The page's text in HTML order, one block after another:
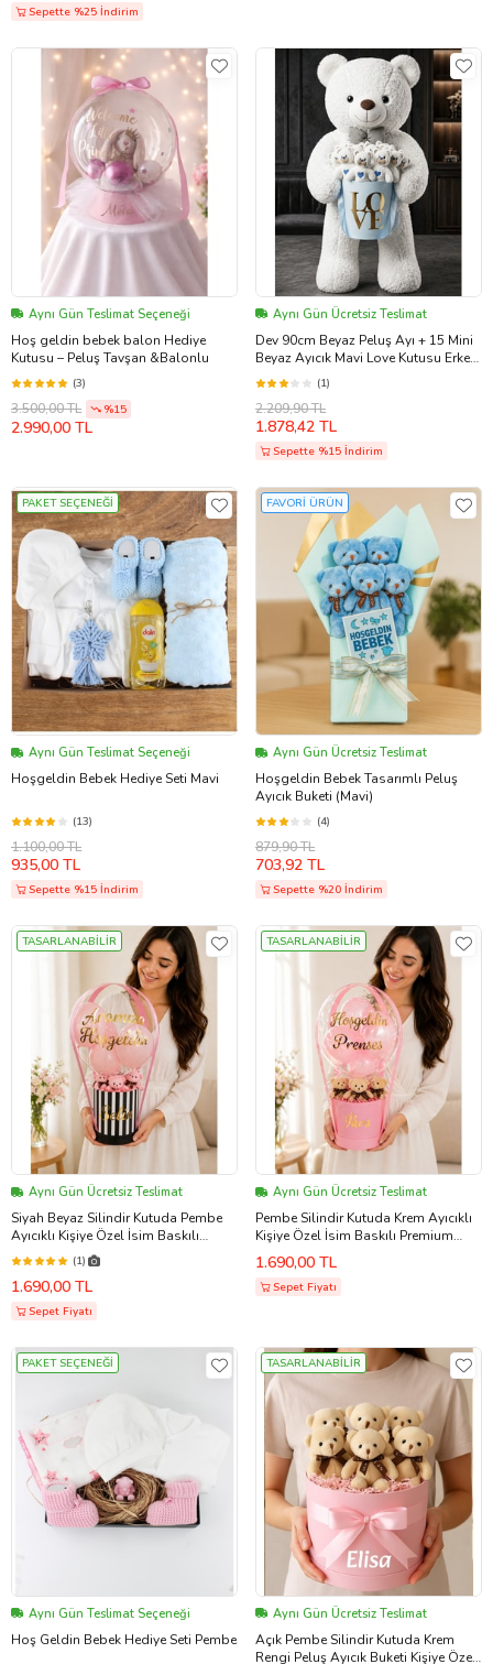
Sepette %25 İndirim
Aynı Gün Teslimat Seçeneği
Hoş geldin bebek balon Hediye
Kutusu – Peluş Tavşan &Balonlu
(3)
3.500,00 TL %15
2.990,00 TL
Aynı Gün Ücretsiz Teslimat
Dev 90cm Beyaz Peluş Ayı + 15 Mini
Beyaz Ayıcık Mavi Love Kutusu Erkek
Bebek Hoşgeldin Doğum Günü
Sevgiliye Konsept Hediye Seti
(1)
2.209,90 TL
1.878,42 TL
Sepette %15 İndirim
PAKET SEÇENEĞİ
Aynı Gün Teslimat Seçeneği
Hoşgeldin Bebek Hediye Seti Mavi
(13)
1.100,00 TL
935,00 TL
Sepette %15 İndirim
FAVORİ ÜRÜN
Aynı Gün Ücretsiz Teslimat
Hoşgeldin Bebek Tasarımlı Peluş
Ayıcık Buketi (Mavi)
(4)
879,90 TL
703,92 TL
Sepette %20 İndirim
TASARLANABİLİR
Aynı Gün Ücretsiz Teslimat
Siyah Beyaz Silindir Kutuda Pembe
Ayıcıklı Kişiye Özel İsim Baskılı
Premium Pembe Balon Kutusu
Yenidoğan Hoşgeldin Kız Bebek
Balon Kutusu
(1)
1.690,00 TL
Sepet Fiyatı
TASARLANABİLİR
Aynı Gün Ücretsiz Teslimat
Pembe Silindir Kutuda Krem Ayıcıklı
Kişiye Özel İsim Baskılı Premium
Balon Kutusu Yenidoğan Kız Bebek
Hoşgeldin Bebek Balon Kutusu
1.690,00 TL
Sepet Fiyatı
PAKET SEÇENEĞİ
Aynı Gün Teslimat Seçeneği
Hoş Geldin Bebek Hediye Seti Pembe
TASARLANABİLİR
Aynı Gün Ücretsiz Teslimat
Açık Pembe Silindir Kutuda Krem
Rengi Peluş Ayıcık Buketi Kişiye Özel